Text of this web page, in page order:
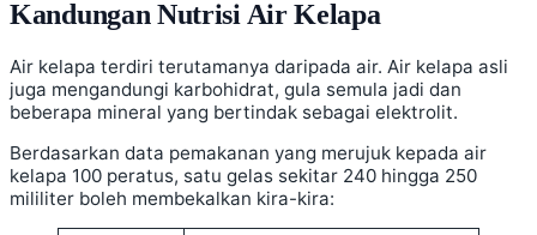
Kandungan Nutrisi Air Kelapa
Air kelapa terdiri terutamanya daripada air. Air kelapa asli
juga mengandungi karbohidrat, gula semula jadi dan
beberapa mineral yang bertindak sebagai elektrolit.
Berdasarkan data pemakanan yang merujuk kepada air
kelapa 100 peratus, satu gelas sekitar 240 hingga 250
mililiter boleh membekalkan kira-kira: